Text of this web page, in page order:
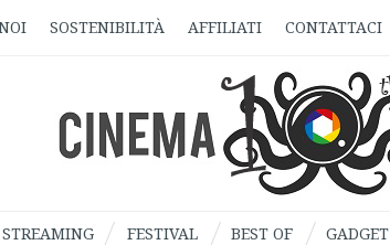
SOSTENIBILITÀ AFFILIATI CONTATTACI
STREAMING FESTIVAL BEST OF GADGET